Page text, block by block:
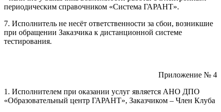
периодическим справочником «Система ГАРАНТ».
7. Исполнитель не несёт ответственности за сбои, возникшие
при обращении Заказчика к дистанционной системе
тестирования.
Приложение № 4
1. Исполнителем при оказании услуг является АНО ДПО
«Образовательный центр ГАРАНТ», Заказчиком – Член Клуба